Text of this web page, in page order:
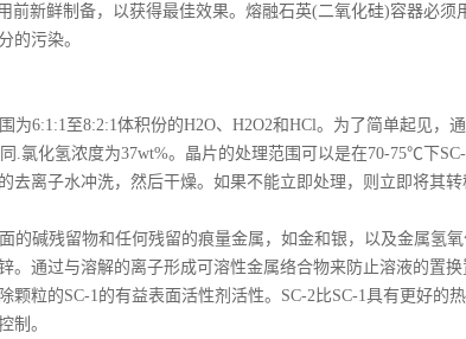
前新鲜制备，以获得最佳效果。熔融石英(二氧化硅)容器必须
的污染。
为6:1:1至8:2:1体积份的H2O、H2O2和HCl。为了简单起见，
.氯化氢浓度为37wt%。晶片的处理范围可以是在70-75℃下
去离子水冲洗，然后干燥。如果不能立即处理，则立即将其
的碱残留物和任何残留的痕量金属，如金和银，以及金属氢
。通过与溶解的离子形成可溶性金属络合物来防止溶液的置
颗粒的SC-1的有益表面活性剂活性。SC-2比SC-1具有更好的
制。